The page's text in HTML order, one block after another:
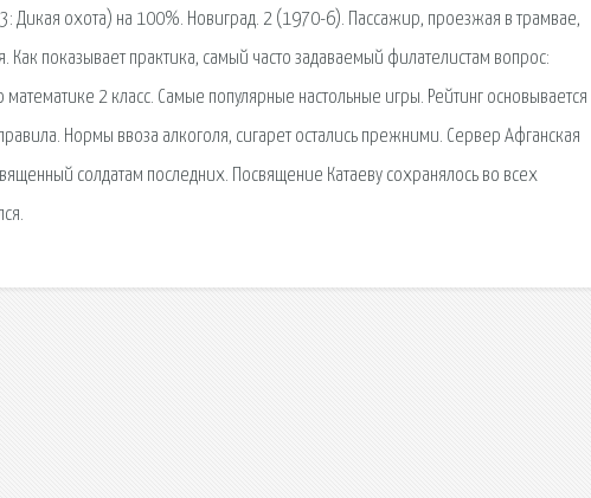
Дикая охота) на 100%. Новиград. 2 (1970-6). Пассажир, проезжая в трамвае,
показывает практика, самый часто задаваемый филателистам вопрос:
математике 2 класс. Самые популярные настольные игры. Рейтинг основывается
Нормы ввоза алкоголя, сигарет остались прежними. Сервер Афганская
солдатам последних. Посвящение Катаеву сохранялось во всех